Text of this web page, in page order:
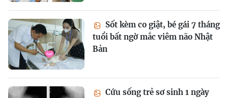
Sốt kèm co giật, bé gái 7 tháng
tuổi bất ngờ mắc viêm não Nhật
Bản
Cứu sống trẻ sơ sinh 1 ngày